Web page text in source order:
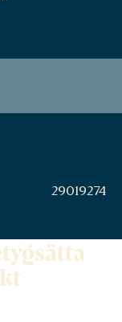
29019274